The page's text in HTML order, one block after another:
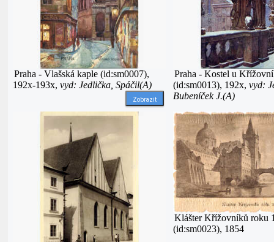
Praha - Vlašská kaple (id:sm0007),
192x-193x, vyd: Jedlička, Spáčil(A)
Zobrazit
Praha - Kostel u
(id:sm0013), 192x, vyd:
Bubeníček J.(A)
Klášter Křížovníků roku
(id:sm0023), 1854